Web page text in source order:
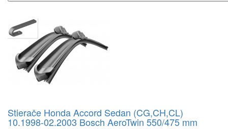
Stierače Honda Accord Sedan (CG,CH,CL)
10.1998-02.2003 Bosch AeroTwin 550/475 mm